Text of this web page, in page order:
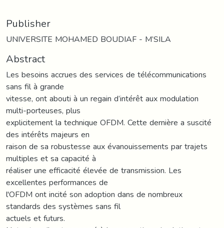
Publisher
UNIVERSITE MOHAMED BOUDIAF - M’SILA
Abstract
Les besoins accrues des services de télécommunications
sans fil à grande
vitesse, ont abouti à un regain d’intérêt aux modulation
multi-porteuses, plus
explicitement la technique OFDM. Cette dernière a suscité
des intérêts majeurs en
raison de sa robustesse aux évanouissements par trajets
multiples et sa capacité à
réaliser une efficacité élevée de transmission. Les
excellentes performances de
l'OFDM ont incité son adoption dans de nombreux
standards des systèmes sans fil
actuels et futurs.